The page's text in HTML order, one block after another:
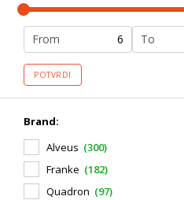
From To
POTVRDI
Brand:
Alveus (300)
Franke (182)
Quadron (97)